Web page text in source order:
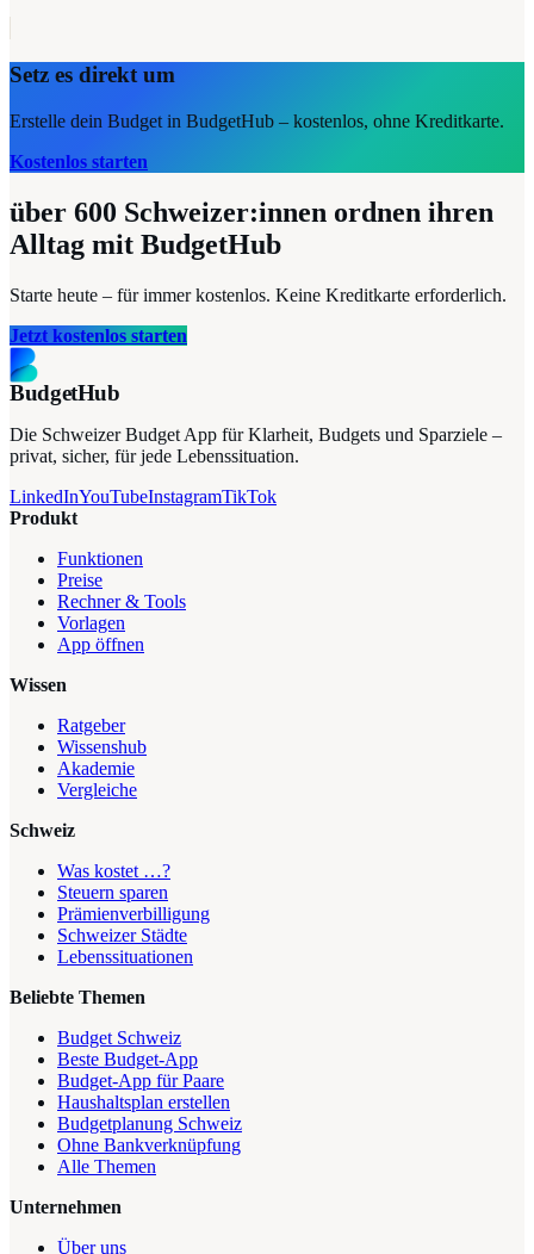
Setz es direkt um
Erstelle dein Budget in BudgetHub – kostenlos, ohne Kreditkarte.
Kostenlos starten
über 600 Schweizer:innen ordnen ihren
Alltag mit BudgetHub
Starte heute – für immer kostenlos. Keine Kreditkarte erforderlich.
Jetzt kostenlos starten
BudgetHub
Die Schweizer Budget App für Klarheit, Budgets und Sparziele –
privat, sicher, für jede Lebenssituation.
LinkedInYouTubeInstagramTikTok
Produkt
Funktionen
Preise
Rechner & Tools
Vorlagen
App öffnen
Wissen
Ratgeber
Wissenshub
Akademie
Vergleiche
Schweiz
Was kostet …?
Steuern sparen
Prämienverbilligung
Schweizer Städte
Lebenssituationen
Beliebte Themen
Budget Schweiz
Beste Budget-App
Budget-App für Paare
Haushaltsplan erstellen
Budgetplanung Schweiz
Ohne Bankverknüpfung
Alle Themen
Unternehmen
Über uns